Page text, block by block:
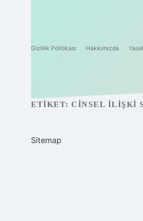
Gizlilik Politikası Hakkımızda
ETIKET: CINSEL ILIŞKI
Sitemap